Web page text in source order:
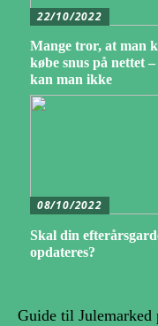
22/10/2022
Mange tror, at man
købe snus på nettet
kan man ikke
08/10/2022
Skal din
opdateres?
Guide til